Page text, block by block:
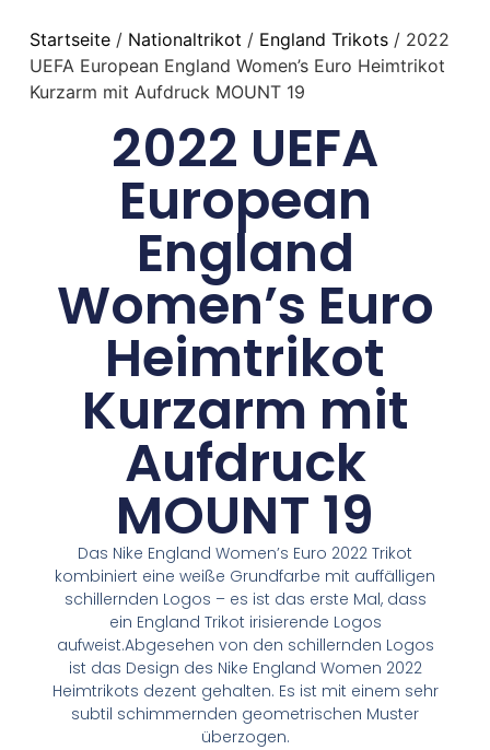
Startseite/ Nationaltrikot / England Trikots/ 2022
UEFA European England Women’s Euro Heimtrikot
Kurzarm mit Aufdruck MOUNT 19
2022 UEFA
European
England
Women’s Euro
Heimtrikot
Kurzarm mit
Aufdruck
MOUNT 19
Das Nike England Women’s Euro 2022 Trikot
kombiniert eine weiße Grundfarbe mit auffälligen
schillernden Logos – es ist das erste Mal, dass
ein England Trikot irisierende Logos
aufweist.Abgesehen von den schillernden Logos
ist das Design des Nike England Women 2022
Heimtrikots dezent gehalten. Es ist mit einem sehr
subtil schimmernden geometrischen Muster
überzogen.